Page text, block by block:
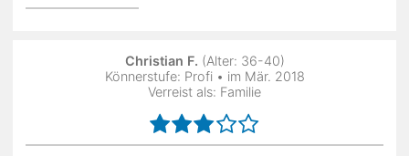
Christian F. (Alter: 36-40)
Könnerstufe: Profi • im Mär. 2018
Verreist als: Familie